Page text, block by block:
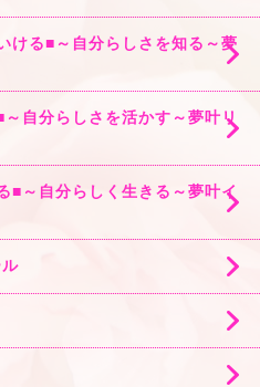
ける■～自分らしさを知る～夢
自分らしさを活かす～夢叶リ
■～自分らしく生きる～夢叶イ